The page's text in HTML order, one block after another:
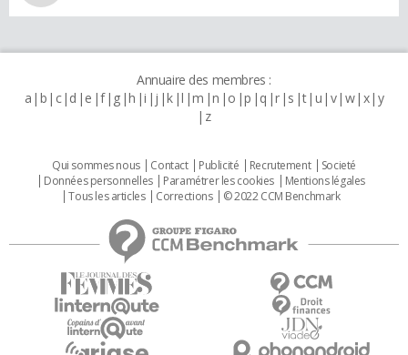
Annuaire des membres :
a b c d e f g h i j k l m n o p q r s t u v w x y
z
Qui sommes nous Contact Publicité Recrutement
Societé
Données personnelles
Paramétrer les cookies
Mentions légales
Tous les articles
Corrections © 2022 CCM Benchmark